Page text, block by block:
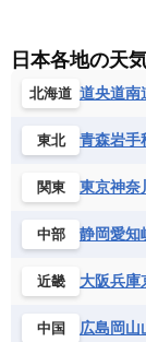
スロバキア
チェコ
フランス
ベルギー
モナコ公国
ラトビア
バヌアツ
ワリス・フ
キューバ
グレナダ
コロンビア
セントクリ
セントビ
セントル
ドミニカ共
ニカラグ
バルバドス
エジプト
エリトリ
ギニアビ
コンゴ共
コートジボ
サントメ
シエラレ
ジンバブエ
セントヘ
日本各地の天
北海道 道央道南
東北 青森岩手
関東 東京神奈川
中部 静岡愛知
近畿 大阪兵庫
中国 広島岡山